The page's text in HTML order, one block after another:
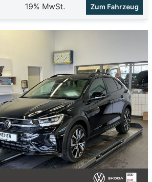
19% MwSt. Zum Fahrzeug